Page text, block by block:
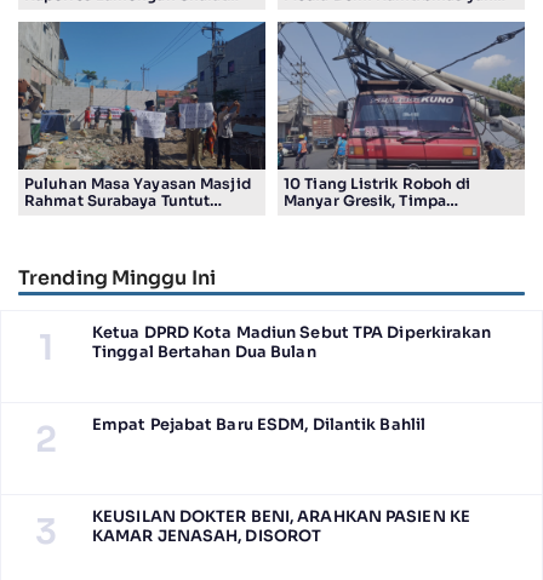
Pengurus
Puluhan Masa Yayasan Masjid
Rahmat Surabaya Tuntut
10 Tiang Listrik Roboh di
Manyar Gresik, Timpa
Trending Minggu Ini
1
Ketua DPRD Kota Madiun Sebut TPA Diperkirakan
Tinggal Bertahan Dua Bulan
2 Empat Pejabat Baru ESDM, Dilantik Bahlil
3
KEUSILAN DOKTER BENI, ARAHKAN PASIEN KE
KAMAR JENASAH, DISOROT